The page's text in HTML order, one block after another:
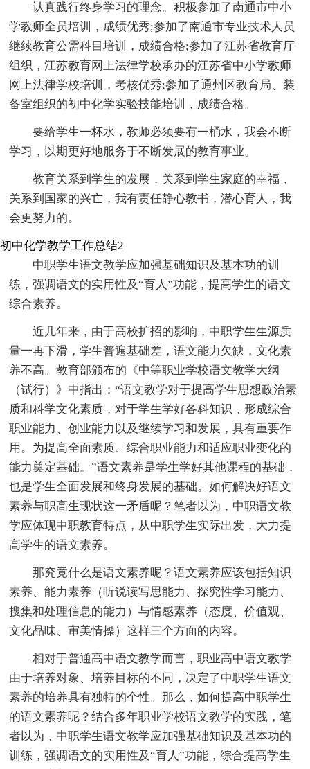
认真践行终身学习的理念。积极参加了南通市中小
学教师全员培训，成绩优秀;参加了南通市专业技术人员
继续教育公需科目培训，成绩合格;参加了江苏省教育厅
组织，江苏教育网上法律学校承办的江苏省中小学教师
网上法律学校培训，考核优秀;参加了通州区教育局、装
备室组织的初中化学实验技能培训，成绩合格。
要给学生一杯水，教师必须要有一桶水，我会不断
学习，以期更好地服务于不断发展的教育事业。
教育关系到学生的发展，关系到学生家庭的幸福，
关系到国家的兴亡，我有责任静心教书，潜心育人，我
会更努力的。
初中化学教学工作总结2
中职学生语文教学应加强基础知识及基本功的训
练，强调语文的实用性及“育人”功能，提高学生的语文
综合素养。
近几年来，由于高校扩招的影响，中职学生生源质
量一再下滑，学生普遍基础差，语文能力欠缺，文化素
养不高。教育部颁布的《中等职业学校语文教学大纲
（试行）》中指出：“语文教学对于提高学生思想政治素
质和科学文化素质，对于学生学好各科知识，形成综合
职业能力、创业能力以及继续学习和发展，具有重要作
用。为提高全面素质、综合职业能力和适应职业变化的
能力奠定基础。”语文素养是学生学好其他课程的基础，
也是学生全面发展和终身发展的基础。如何解决好语文
素养与职高生现状这一矛盾呢？笔者以为，中职语文教
学应体现中职教育特点，从中职学生实际出发，大力提
高学生的语文素养。
那究竟什么是语文素养呢？语文素养应该包括知识
素养、能力素养（听说读写思能力、探究性学习能力、
搜集和处理信息的能力）与情感素养（态度、价值观、
文化品味、审美情操）这样三个方面的内容。
相对于普通高中语文教学而言，职业高中语文教学
由于培养对象、培养目标的不同，决定了中职学生语文
素养的培养具有独特的个性。那么，如何提高中职学生
的语文素养呢？结合多年职业学校语文教学的实践，笔
者以为，中职学生语文教学应加强基础知识及基本功的
训练，强调语文的实用性及“育人”功能，综合提高学生